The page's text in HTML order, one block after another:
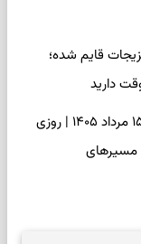
قایم شده؛
فال سرنوشت امروز پنجشنبه ۱۵ مرداد ۱۴۰۵ | روزی
مسیرهای